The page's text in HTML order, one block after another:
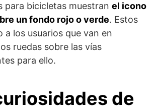
para bicicletas muestran el icono
un fondo rojo o verde. Estos
a los usuarios que van en
ruedas sobre las vías
para ello.
de